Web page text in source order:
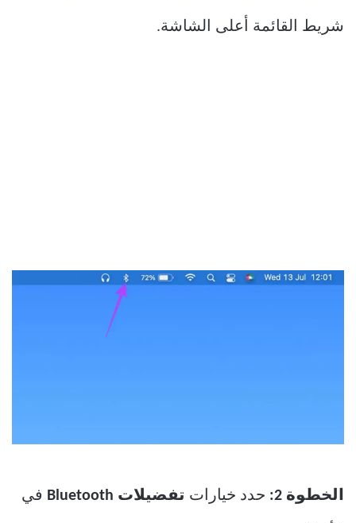
شريط القائمة أعلى الشاشة.
الخطوة 2: حدد خيارات تفضيلات Bluetooth في